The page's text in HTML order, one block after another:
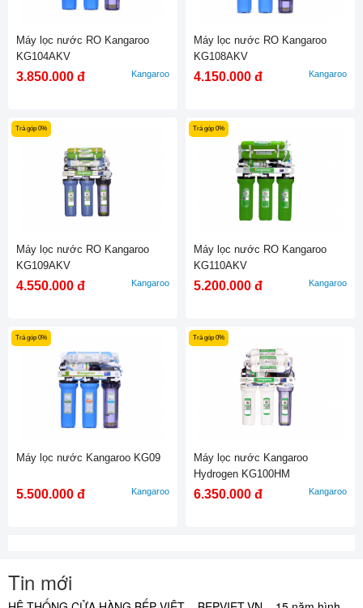
Máy lọc nước RO Kangaroo
KG104AKV
3.850.000 đ Kangaroo
Máy lọc nước RO Kangaroo
KG108AKV
4.150.000 đ Kangaroo
Trả góp 0%
Máy lọc nước RO Kangaroo
KG109AKV
4.550.000 đ Kangaroo
Trả góp 0%
Máy lọc nước RO Kangaroo
KG110AKV
5.200.000 đ Kangaroo
Trả góp 0%
Máy lọc nước Kangaroo KG09
5.500.000 đ Kangaroo
Trả góp 0%
Máy lọc nước Kangaroo
Hydrogen KG100HM
6.350.000 đ Kangaroo
Tin mới